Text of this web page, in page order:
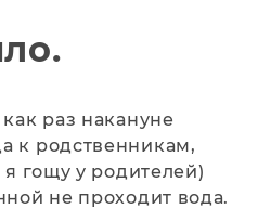
раз накануне
к родственникам,
гощу у родителей)
не проходит вода.